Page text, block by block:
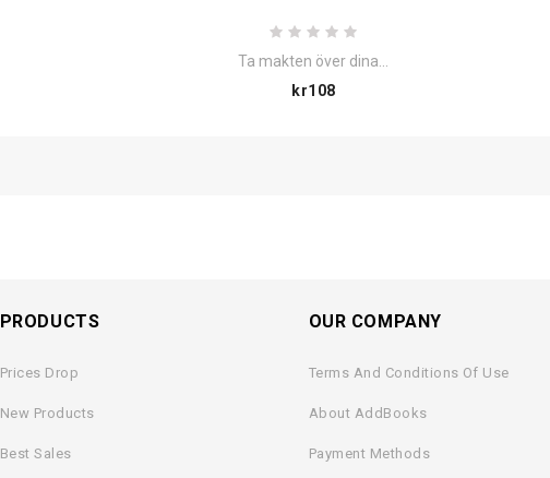
Ta makten över dina...
kr108Price
PRODUCTS
Prices Drop
New Products
Best Sales
OUR COMPANY
Terms And Conditions Of Use
About AddBooks
Payment Methods